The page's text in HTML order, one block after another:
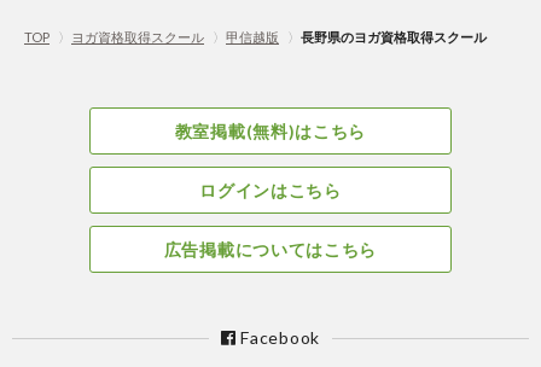
TOP 〉 ヨガ資格取得スクール 〉 甲信越版 〉 長野県のヨガ資格取得スクール
教室掲載(無料)はこちら
ログインはこちら
広告掲載についてはこちら
Facebook